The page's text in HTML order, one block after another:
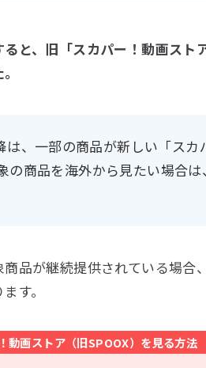
と、旧「スカパー！動画ス
は、一部の商品が新しい「ス
の商品を海外から見たい場合
品が継続提供されている場合
す。
動画ストア（旧SPOOX）を見る方法